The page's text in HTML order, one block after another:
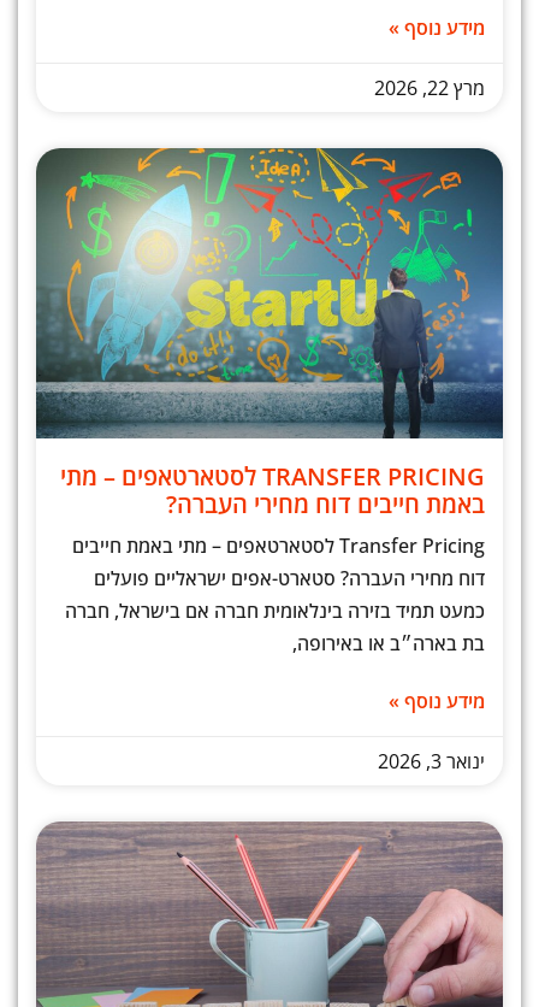
מידע נוסף »
מרץ 22, 2026
TRANSFER PRICING לסטארטאפים – מתי
באמת חייבים דוח מחירי העברה?
Transfer Pricing לסטארטאפים – מתי באמת חייבים
דוח מחירי העברה? סטארט-אפים ישראליים פועלים
כמעט תמיד בזירה בינלאומית חברה אם בישראל, חברה
בת בארה״ב או באירופה,
מידע נוסף »
ינואר 3, 2026